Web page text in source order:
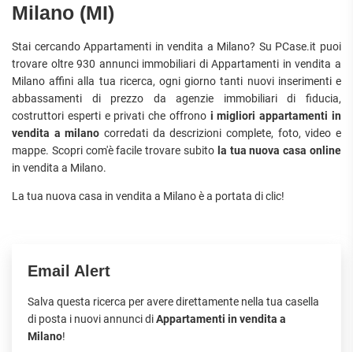
Milano (MI)
Stai cercando Appartamenti in vendita a Milano? Su PCase.it puoi
trovare oltre 930 annunci immobiliari di Appartamenti in vendita a
Milano affini alla tua ricerca, ogni giorno tanti nuovi inserimenti e
abbassamenti di prezzo da agenzie immobiliari di fiducia,
costruttori esperti e privati che offronoi migliori appartamenti in
vendita a milano corredati da descrizioni complete, foto, video e
mappe. Scopri com'è facile trovare subito la tua nuova casa online
in vendita a Milano.
La tua nuova casa in vendita a Milano è a portata di clic!
Email Alert
Salva questa ricerca per avere direttamente nella tua casella
di posta i nuovi annunci diAppartamenti in vendita a
Milano!